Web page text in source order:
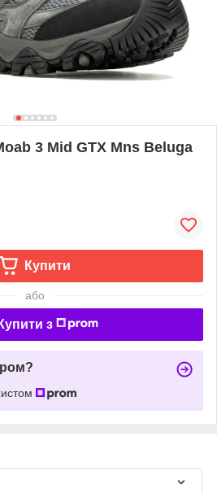
3 Mid GTX Mns Beluga
Купити
або
Купити з